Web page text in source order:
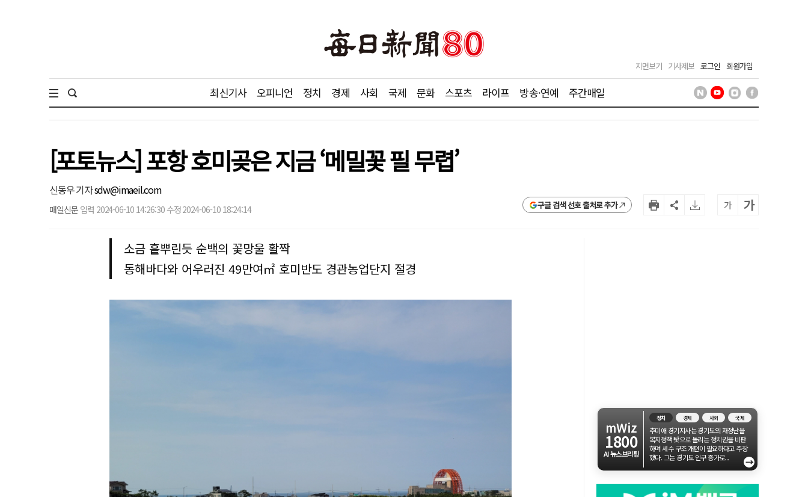
지면보기 기사제보 로그인 회원가입
최신기사 오피니언 정치 경제 사회 국제 문화 스포츠 라이프 방송·연예 주간매일
[포토뉴스] 포항 호미곶은 지금 ‘메밀꽃 필 무렵’
신동우 기자sdw@imaeil.com
매일신문 입력 2024-06-10 14:26:30 수정 2024-06-10 18:24:14 구글 검색 선호 출처로 추가 가 가
소금 흩뿌린듯 순백의 꽃망울 활짝
동해바다와 어우러진 49만여㎡ 호미반도 경관농업단지 절경
mWiz
1800
AI 뉴스브리핑
정치 경제 사회 국제
추미애 경기지사는 경기도의 재정난을
복지정책 탓으로 돌리는 정치권을 비판
하며 세수 구조 개편이 필요하다고 주장
했다. 그는 경기도 인구 증가로...
→